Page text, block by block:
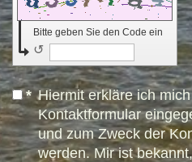
Bitte geben Sie den Code ein
↺
* Hiermit erkläre ich
Kontaktformular
und zum Zweck der
werden. Mir ist